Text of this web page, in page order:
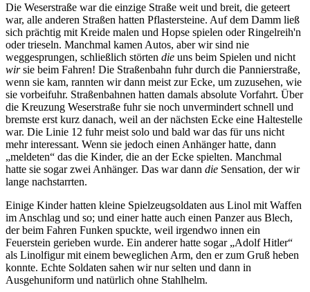
Die Weserstraße war die einzige Straße weit und breit, die geteert
war, alle anderen Straßen hatten Pflastersteine. Auf dem Damm ließ
sich prächtig mit Kreide malen und Hopse spielen oder Ringelreih'n
oder trieseln. Manchmal kamen Autos, aber wir sind nie
weggesprungen, schließlich störten die uns beim Spielen und nicht
wirsie beim Fahren! Die Straßenbahn fuhr durch die Pannierstraße,
wenn sie kam, rannten wir dann meist zur Ecke, um zuzusehen, wie
sie vorbeifuhr. Straßenbahnen hatten damals absolute Vorfahrt. Über
die Kreuzung Weserstraße fuhr sie noch unvermindert schnell und
bremste erst kurz danach, weil an der nächsten Ecke eine Haltestelle
war. Die Linie 12 fuhr meist solo und bald war das für uns nicht
mehr interessant. Wenn sie jedoch einen Anhänger hatte, dann
meldeten
das die Kinder, die an der Ecke spielten. Manchmal
hatte sie sogar zwei Anhänger. Das war dann die Sensation, der wir
lange nachstarrten.
Einige Kinder hatten kleine Spielzeugsoldaten aus Linol mit Waffen
im Anschlag und so; und einer hatte auch einen Panzer aus Blech,
der beim Fahren Funken spuckte, weil irgendwo innen ein
Feuerstein gerieben wurde. Ein anderer hatte sogar
Adolf Hitler
als Linolfigur mit einem beweglichen Arm, den er zum Gruß heben
konnte. Echte Soldaten sahen wir nur selten und dann in
Ausgehuniform und natürlich ohne Stahlhelm.